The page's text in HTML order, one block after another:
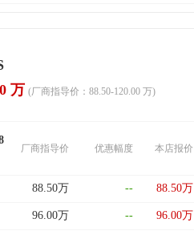
万 (厂商指导价：88.50-120.00 万)
厂商指导价 优惠幅度 本店报价
88.50万 -- 88.50万
96.00万 -- 96.00万